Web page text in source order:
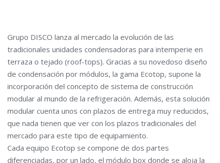
Grupo DISCO lanza al mercado la evolución de las
tradicionales unidades condensadoras para intemperie en
terraza o tejado (roof-tops). Gracias a su novedoso diseño
de condensación por módulos, la gama Ecotop, supone la
incorporación del concepto de sistema de construcción
modular al mundo de la refrigeración. Además, esta solución
modular cuenta unos con plazos de entrega muy reducidos,
que nada tienen que ver con los plazos tradicionales del
mercado para este tipo de equipamiento.
Cada equipo Ecotop se compone de dos partes
diferenciadas, por un lado, el módulo box donde se aloja la